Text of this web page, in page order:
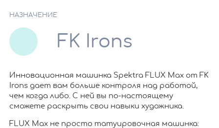
НАЗНАЧЕНИЕ
FK Irons
Инновационная машинка Spektra FLUX Max от FK
Irons дает вам больше контроля над работой,
чем когда либо. С ней вы по-настоящему
сможете раскрыть свои навыки художника.
FLUX Max не просто татуировочная машинка: